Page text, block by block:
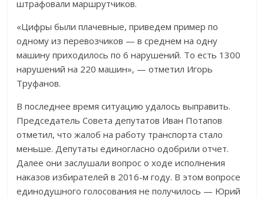
штрафовали маршрутчиков.
«Цифры были плачевные, приведем пример по
одному из перевозчиков — в среднем на одну
машину приходилось по 6 нарушений. То есть 1300
нарушений на 220 машин», — отметил Игорь
Труфанов.
В последнее время ситуацию удалось выправить.
Председатель Совета депутатов Иван Потапов
отметил, что жалоб на работу транспорта стало
меньше. Депутаты единогласно одобрили отчет.
Далее они заслушали вопрос о ходе исполнения
наказов избирателей в 2016-м году. В этом вопросе
единодушного голосования не получилось — Юрий